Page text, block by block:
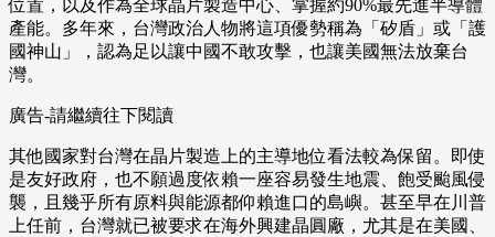
位置，以及作為全球晶片製造中心、掌握約90%最先進半導體
產能。多年來，台灣政治人物將這項優勢稱為「矽盾」或「護
國神山」，認為足以讓中國不敢攻擊，也讓美國無法放棄台
灣。
廣告-請繼續往下閱讀
其他國家對台灣在晶片製造上的主導地位看法較為保留。即使
是友好政府，也不願過度依賴一座容易發生地震、飽受颱風侵
襲，且幾乎所有原料與能源都仰賴進口的島嶼。甚至早在川普
上任前，台灣就已被要求在海外興建晶圓廠，尤其是在美國、